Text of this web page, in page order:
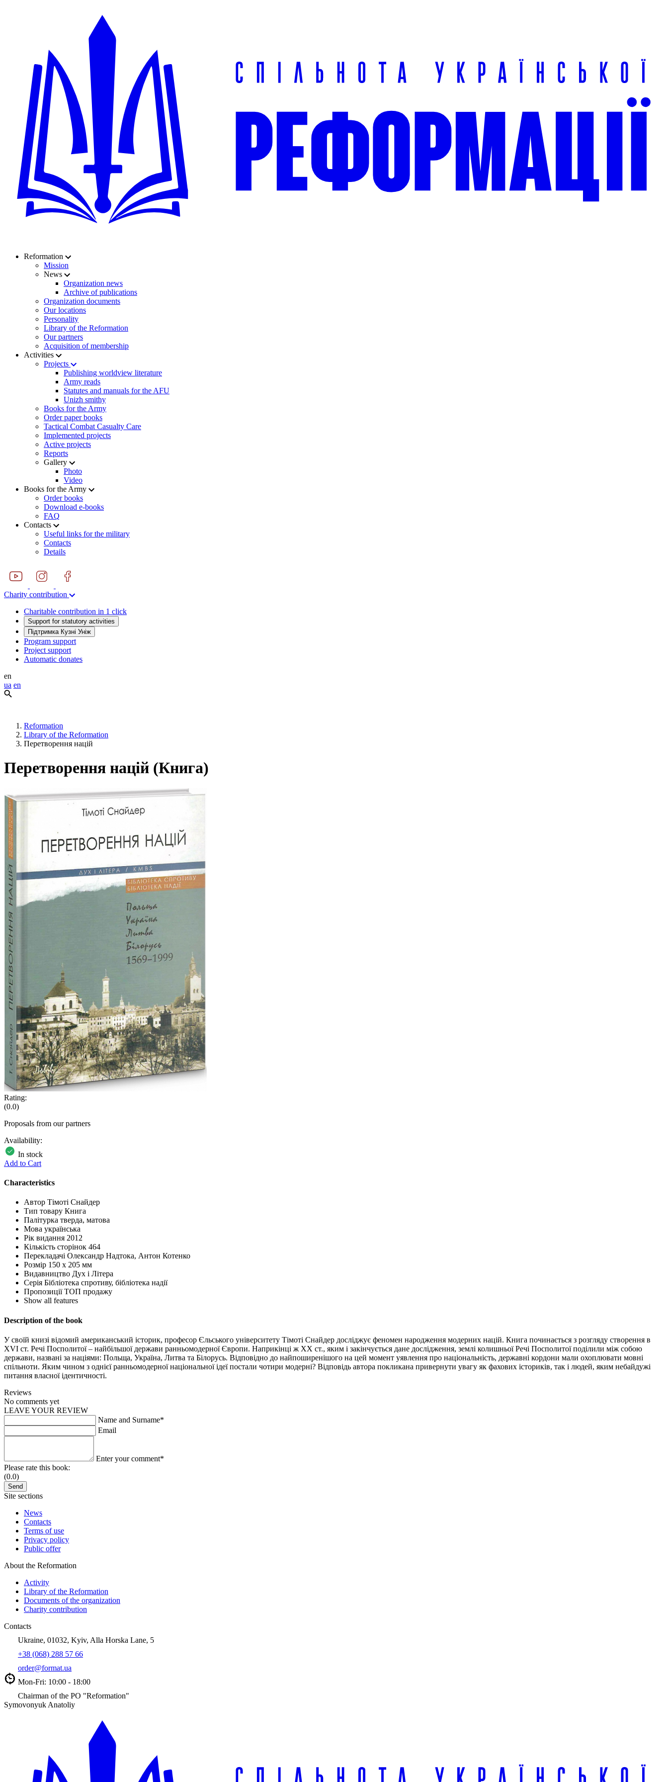
Reformation
Mission
News
Organization news
Archive of publications
Organization documents
Our locations
Personality
Library of the Reformation
Our partners
Acquisition of membership
Activities
Projects
Publishing worldview literature
Army reads
Statutes and manuals for the AFU
Unizh smithy
Books for the Army
Order paper books
Tactical Combat Casualty Care
Implemented projects
Active projects
Reports
Gallery
Photo
Video
Books for the Army
Order books
Download e-books
FAQ
Contacts
Useful links for the military
Contacts
Details
Charity contribution
Charitable contribution in 1 click
Support for statutory activities
Підтримка Кузні Уніж
Program support
Project support
Automatic donates
en
ua en
Reformation
Library of the Reformation
Перетворення націй
Перетворення націй (Книга)
Rating:
(0.0)
Proposals from our partners
Availability:
In stock
Add to Cart
Characteristics
Автор Тімоті Снайдер
Тип товару Книга
Палітурка тверда, матова
Мова українська
Рік видання 2012
Кількість сторінок 464
Перекладачі Олександр Надтока, Антон Котенко
Розмір 150 х 205 мм
Видавництво Дух і Літера
Серія Бібліотека спротиву, бібліотека надії
Пропозиції ТОП продажу
Show all features
Description of the book
У своїй книзі відомий американський історик, професор Єльського університету Тімоті Снайдер досліджує феномен народження модерних націй. Книга починається з розгляду створення в
XVI ст. Речі Посполитої – найбільшої держави ранньомодерної Європи. Наприкінці ж ХХ ст., яким і закінчується дане дослідження, землі колишньої Речі Посполитої поділили між собою
держави, названі за націями: Польща, Україна, Литва та Білорусь. Відповідно до найпоширенішого на цей момент уявлення про національність, державні кордони мали охоплювати мовні
спільноти. Яким чином з однієї ранньомодерної національної ідеї постали чотири модерні? Відповідь автора покликана привернути увагу як фахових істориків, так і людей, яким небайдужі
питання власної ідентичності.
Reviews
No comments yet
LEAVE YOUR REVIEW
Name and Surname*
Email
Enter your comment*
Please rate this book:
(0.0)
Site sections
News
Contacts
Terms of use
Privacy policy
Public offer
About the Reformation
Activity
Library of the Reformation
Documents of the organization
Charity contribution
Contacts
Ukraine, 01032, Kyiv, Alla Horska Lane, 5
+38 (068) 288 57 66
order@format.ua
Mon-Fri: 10:00 - 18:00
Chairman of the PO "Reformation"
Symovonyuk Anatoliy